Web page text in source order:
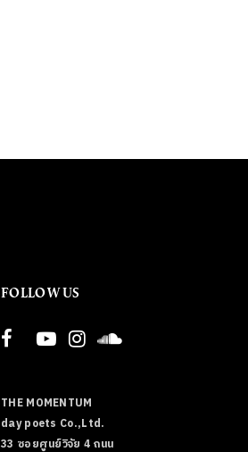
FOLLOW US
THE MOMENTUM
day poets Co.,Ltd.
33 ซอยศูนย์วิจัย 4 ถนน